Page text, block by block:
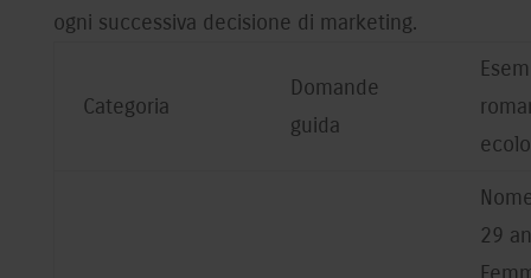
ogni successiva decisione di marketing.
Categoria
Domande
guida
29